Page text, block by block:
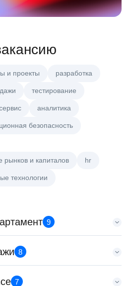
и проекты разработка
тестирование
аналитика
безопасность
рынков и капиталов hr
технологии
9
продаж
департамент
8
бизнесу
7